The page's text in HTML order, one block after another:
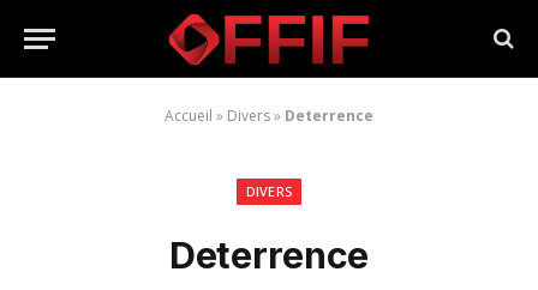
Accueil » Divers» Deterrence
DIVERS
Deterrence